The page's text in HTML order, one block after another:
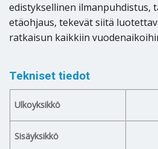
edistyksellinen ilmanpuhdistus,
etäohjaus, tekevät siitä
ratkaisun kaikkiin
Tekniset tiedot
Ulkoyksikkö
Sisäyksikkö